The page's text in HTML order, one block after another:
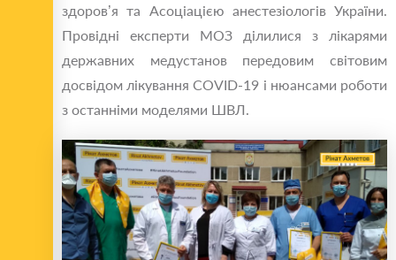
здоров’я та Асоціацією анестезіологів України.
Провідні експерти МОЗ ділилися з лікарями
державних медустанов передовим світовим
досвідом лікування COVID-19 і нюансами роботи
з останніми моделями ШВЛ.